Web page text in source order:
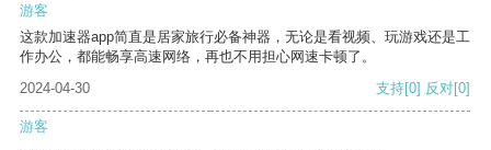
游客
这款加速器app简直是居家旅行必备神器，无论是看视频、玩游戏还是工
作办公，都能畅享高速网络，再也不用担心网速卡顿了。
2024-04-30
支持[0] 反对[0]
游客